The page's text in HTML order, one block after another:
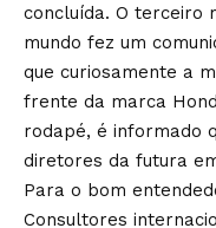
concluída. O terceiro
mundo fez um
que curiosamente a
frente da marca
rodapé, é informado
diretores da futura
Para o bom
Consultores